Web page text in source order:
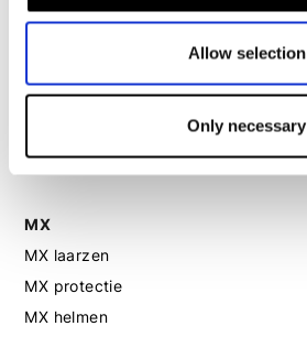
Allow selection
Only necessary
Motorhelm dames
Motorhandschoenen dames
Motorschoenen dames
MX
MX laarzen
MX protectie
MX helmen